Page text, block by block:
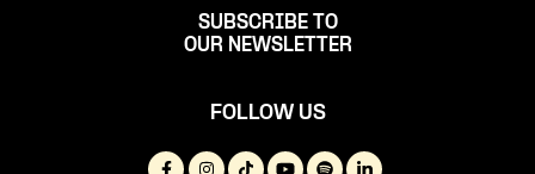
SUBSCRIBE TO
OUR NEWSLETTER
FOLLOW US